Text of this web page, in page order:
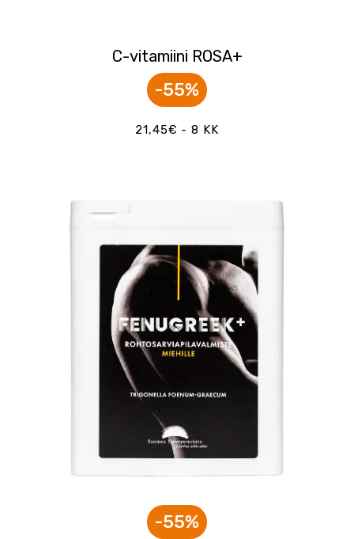
C-vitamiini ROSA+
-55%
21,45€ - 8 KK
-55%